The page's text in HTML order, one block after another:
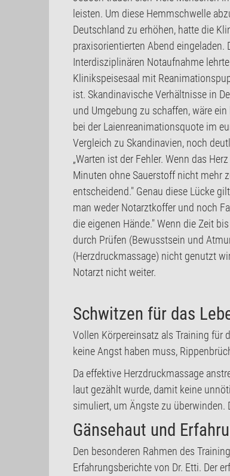
leisten. Um diese Hemmschwelle
Deutschland zu erhöhen, hatte die
praxisorientierten Abend eingeladen.
Interdisziplinären Notaufnahme
Klinikspeisesaal mit
ist. Skandinavische Verhältnisse in
und Umgebung zu schaffen, wäre
bei der Laienreanimationsquote im
Vergleich zu Skandinavien, noch
„Warten ist der Fehler. Wenn das
Minuten ohne Sauerstoff nicht mehr
entscheidend." Genau diese Lücke
man weder Notarztkoffer und noch
die eigenen Hände." Wenn die Zeit
durch Prüfen (Bewusstsein und
(Herzdruckmassage) nicht genutzt
Notarzt nicht weiter.
Schwitzen für das
Vollen Körpereinsatz als Training für
keine Angst haben muss,
Da effektive Herzdruckmassage
laut gezählt wurde, damit keine
simuliert, um Ängste zu überwinden.
Gänsehaut und
Den besonderen Rahmen des
Erfahrungsberichte von Dr. Etti. Der